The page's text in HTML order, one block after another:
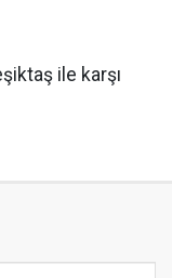
ile karşı